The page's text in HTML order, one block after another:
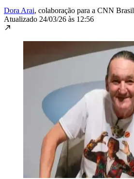
Dora Arai, colaboração para a CNN Brasil
Atualizado 24/03/26 às 12:56